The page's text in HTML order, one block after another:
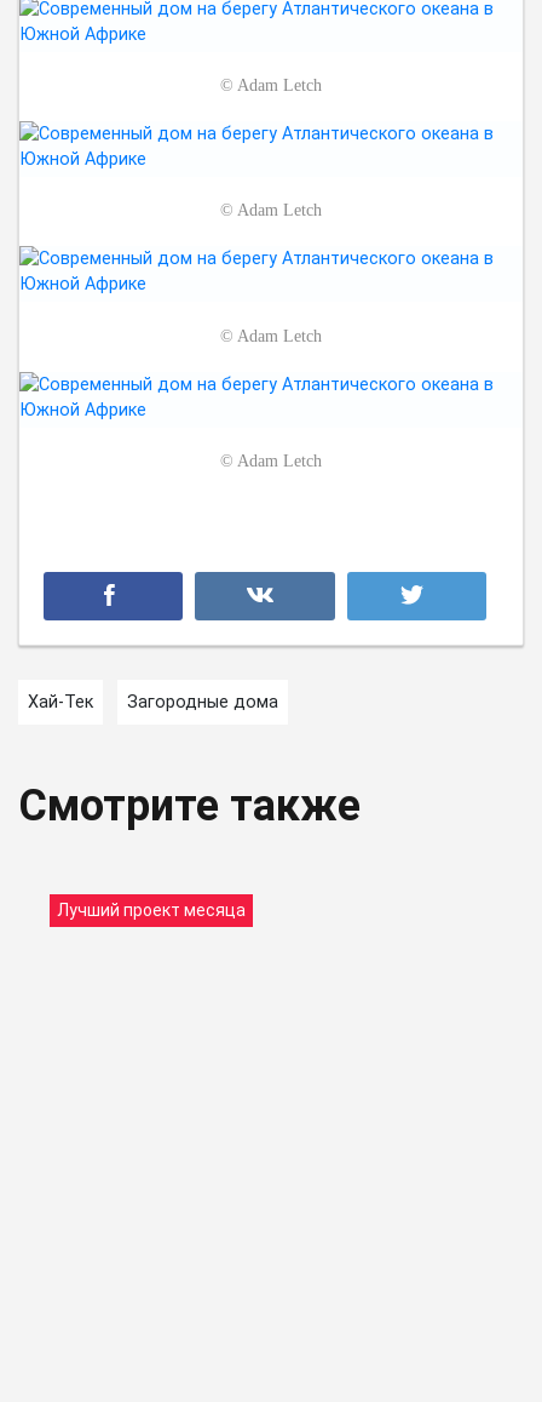
© Adam Letch
© Adam Letch
© Adam Letch
© Adam Letch
Хай-Тек Загородные дома
Смотрите также
Лучший проект месяца